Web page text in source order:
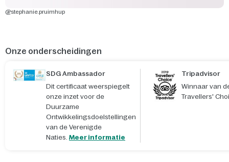
@stephanie.pruimhup
Onze onderscheidingen
SDG Ambassador
Dit certificaat weerspiegelt
onze inzet voor de
Duurzame
Ontwikkelingsdoelstellingen
van de Verenigde
Naties. Meer informatie
Tripadvisor
Winnaar van
Travellers'